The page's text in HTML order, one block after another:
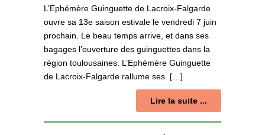
L’Ephémère Guinguette de Lacroix-Falgarde
ouvre sa 13e saison estivale le vendredi 7 juin
prochain. Le beau temps arrive, et dans ses
bagages l’ouverture des guinguettes dans la
région toulousaines. L’Ephémère Guinguette
de Lacroix-Falgarde rallume ses […]
Lire la suite ...